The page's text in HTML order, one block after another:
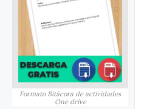
Formato Bitácora de actividades
One drive